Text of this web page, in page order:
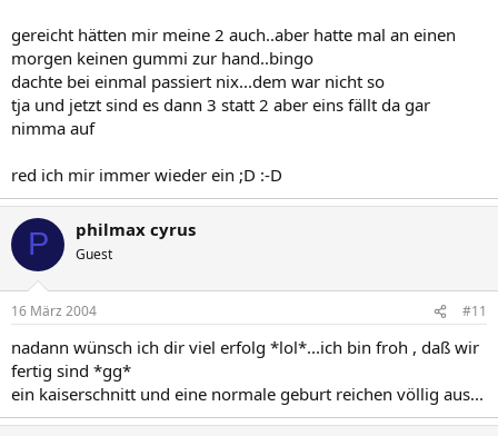
gereicht hätten mir meine 2 auch..aber hatte mal an einen
morgen keinen gummi zur hand..bingo
dachte bei einmal passiert nix...dem war nicht so
tja und jetzt sind es dann 3 statt 2 aber eins fällt da gar
nimma auf
red ich mir immer wieder ein ;D :-D
P philmax cyrus
Guest
16 März 2004 #11
nadann wünsch ich dir viel erfolg *lol*...ich bin froh , daß wir
fertig sind *gg*
ein kaiserschnitt und eine normale geburt reichen völlig aus...